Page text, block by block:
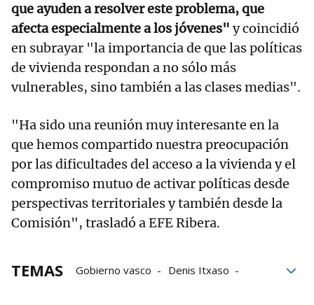
que ayuden a resolver este problema, que
afecta especialmente a los jóvenes" y coincidió
en subrayar "la importancia de que las políticas
de vivienda respondan a no sólo más
vulnerables, sino también a las clases medias".
"Ha sido una reunión muy interesante en la
que hemos compartido nuestra preocupación
por las dificultades del acceso a la vivienda y el
compromiso mutuo de activar políticas desde
perspectivas territoriales y también desde la
Comisión", trasladó a EFE Ribera.
TEMAS Gobierno vasco
Denis Itxaso